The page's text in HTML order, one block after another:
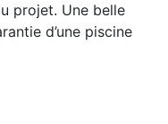
projet. Une belle
d’une piscine